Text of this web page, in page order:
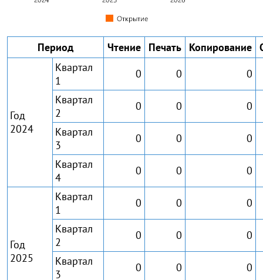
Период Чтение Печать Копирование
Год
2024
Квартал
1
0 0
0
Квартал
2
0 0
0
Квартал
3
0 0
0
Квартал
4
0 0 0
Год
2025
Квартал
1
0 0
0
Квартал
2
0 0
0
Квартал
3
0 0
0